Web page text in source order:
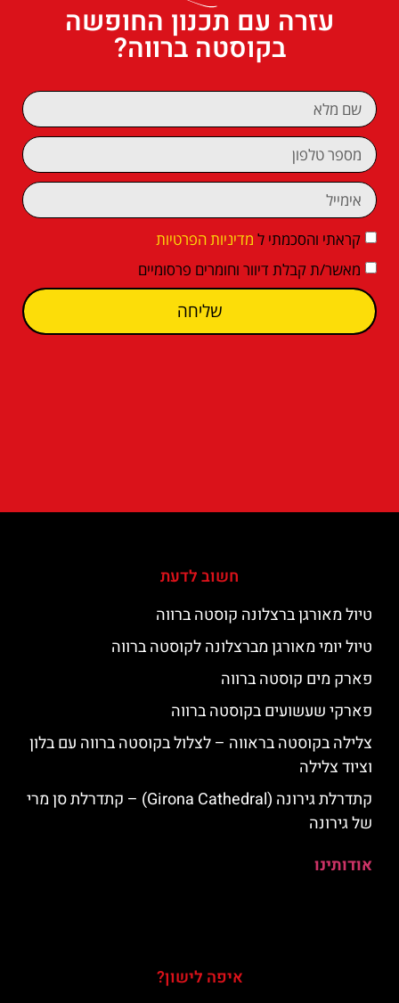
עזרה עם תכנון החופשה
בקוסטה ברווה?
קראתי והסכמתי ל מדיניות הפרטיות
מאשר/ת קבלת דיוור וחומרים פרסומיים
שליחה
חשוב לדעת
טיול מאורגן ברצלונה קוסטה ברווה
טיול יומי מאורגן מברצלונה לקוסטה ברווה
פארק מים קוסטה ברווה
פארקי שעשועים בקוסטה ברווה
צלילה בקוסטה בראווה – לצלול בקוסטה ברווה עם בלון
וציוד צלילה
קתדרלת גירונה (Girona Cathedral) – קתדרלת סן מרי
של גירונה
אודותינו
איפה לישון?